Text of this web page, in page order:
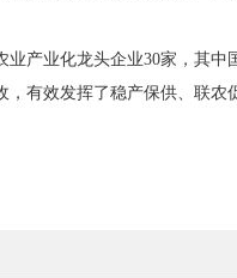
业产业化龙头企业30家，其中
，有效发挥了稳产保供、联农